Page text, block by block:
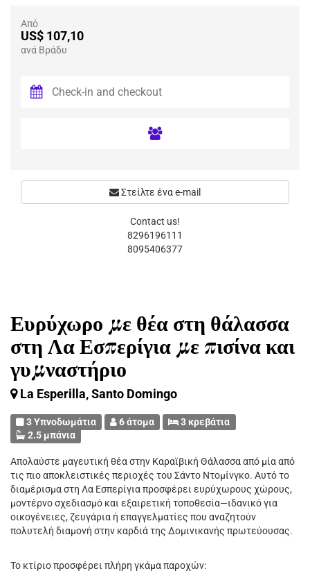
Ευρύχωρο με θέα στη θάλασσα
στη Λα Εσπερίγια με πισίνα και
γυμναστήριο
La Esperilla, Santo Domingo
3 Υπνοδωμάτια 6 άτομα
3 κρεβάτια
2.5 μπάνια
Απολαύστε μαγευτική θέα στην Καραϊβική Θάλασσα από μία από
τις πιο αποκλειστικές περιοχές του Σάντο Ντομίνγκο. Αυτό το
διαμέρισμα στη Λα Εσπερίγια προσφέρει ευρύχωρους χώρους,
μοντέρνο σχεδιασμό και εξαιρετική τοποθεσία—ιδανικό για
οικογένειες, ζευγάρια ή επαγγελματίες που αναζητούν
πολυτελή διαμονή στην καρδιά της Δομινικανής πρωτεύουσας.
Το κτίριο προσφέρει πλήρη γκάμα παροχών:
Από
US$ 107,10
ανά Βράδυ
Στείλτε ένα e-mail
Contact us!
8296196111
8095406377